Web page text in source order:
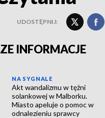
UDOSTĘPNIJ:
INFORMACJE
NA SYGNALE
Akt wandalizmu w tężni
solankowej w Malborku.
Miasto apeluje o pomoc w
odnalezieniu sprawcy